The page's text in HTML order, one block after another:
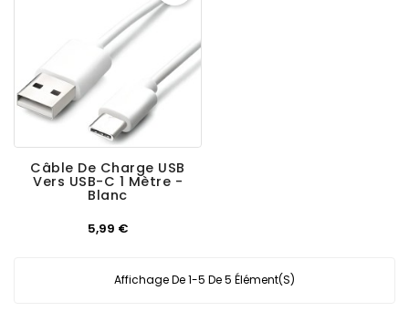
Câble De Charge USB
Vers USB-C 1 Mètre -
Blanc
5,99 €Prix
Affichage De 1-5 De 5 Élément(s)